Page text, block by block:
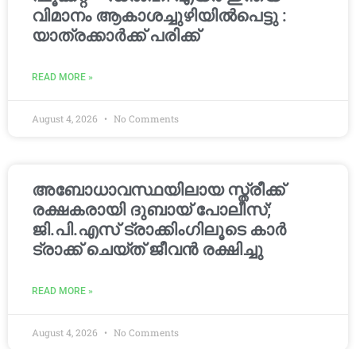
വിമാനം ആകാശച്ചുഴിയില്‍പെട്ടു :
യാത്രക്കാര്‍ക്ക് പരിക്ക്
READ MORE »
August 4, 2026 No Comments
അബോധാവസ്ഥയിലായ സ്ത്രീക്ക്
രക്ഷകരായി ദുബായ് പോലീസ്;
ജി.പി.എസ് ട്രാക്കിംഗിലൂടെ കാർ
ട്രാക്ക് ചെയ്ത് ജീവൻ രക്ഷിച്ചു
READ MORE »
August 4, 2026 No Comments